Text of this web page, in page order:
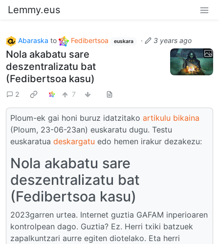
Lemmy.eus
Abaraska to Fedibertsoa euskara · 3 years ago
Nola akabatu sare
deszentralizatu bat
(Fedibertsoa kasu)
2 7
Ploum-ek gai honi buruz idatzitako artikulu bikaina
(Ploum, 23-06-23an) euskaratu dugu. Testu
euskaratua deskargatu edo hemen irakur dezakezu:
Nola akabatu sare
deszentralizatu bat
(Fedibertsoa kasu)
2023garren urtea. Internet guztia GAFAM inperioaren
kontrolpean dago. Guztia? Ez. Herri txiki batzuek
zapalkuntzari aurre egiten diotelako. Eta herri